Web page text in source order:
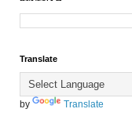
Translate
by
Translate